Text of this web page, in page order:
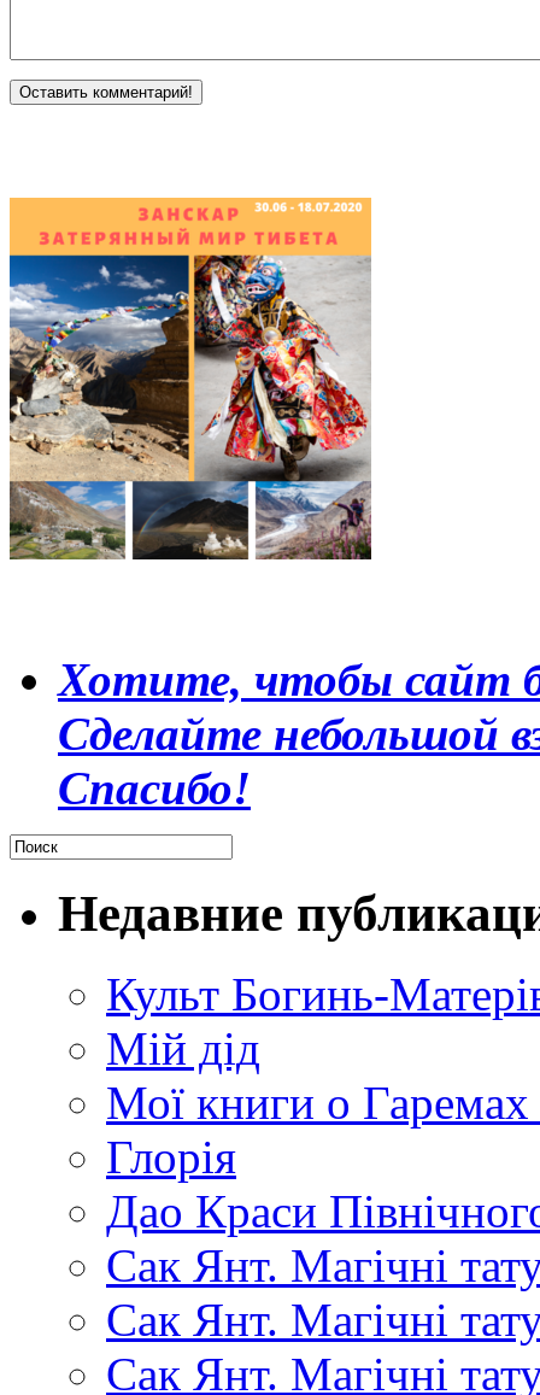
Хотите, чтобы сайт
Сделайте небольшой
Спасибо!
Недавние
Культ Богинь-
Мій дід
Мої книги о
Глорія
Дао Краси
Сак Янт. Магічні
Сак Янт. Магічні
Сак Янт. Магічні